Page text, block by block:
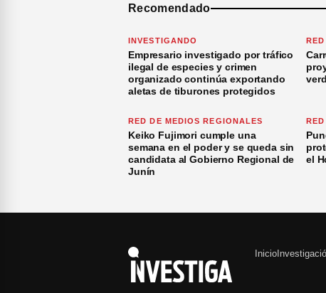
Recomendado
INVESTIGANDO
Empresario investigado por tráfico
ilegal de especies y crimen
organizado continúa exportando
aletas de tiburones protegidos
RED DE MEDIOS REGIONALES
Keiko Fujimori cumple una
semana en el poder y se queda sin
candidata al Gobierno Regional de
Junín
el
Inicio